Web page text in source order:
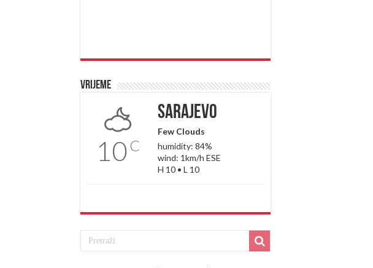
Vrijeme
10 C
Sarajevo
Few Clouds
humidity: 84%
wind: 1km/h ESE
H 10 • L 10